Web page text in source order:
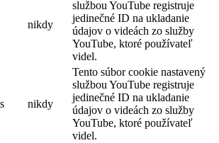
nikdy
službou YouTube registruje
jedinečné ID na ukladanie
údajov o videách zo služby
YouTube, ktoré používateľ
videl.
nikdy
Tento súbor cookie nastavený
službou YouTube registruje
jedinečné ID na ukladanie
údajov o videách zo služby
YouTube, ktoré používateľ
videl.